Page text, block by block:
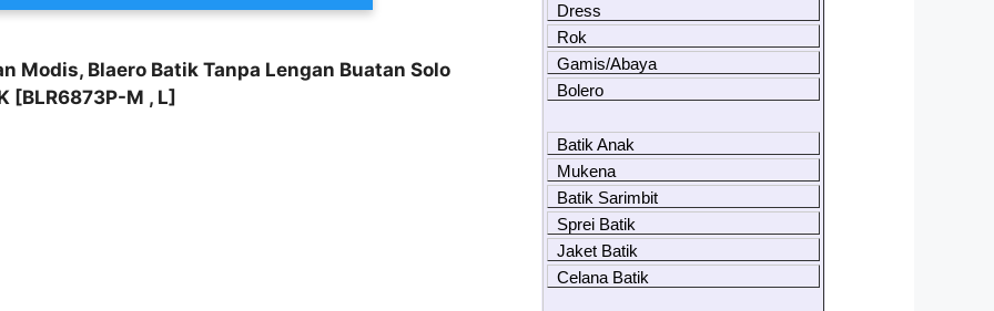
Modis, Blaero Batik Tanpa Lengan Buatan Solo
[BLR6873P-M , L]
Dress
Rok
Gamis/Abaya
Bolero
Batik Anak
Mukena
Batik Sarimbit
Sprei Batik
Jaket Batik
Celana Batik